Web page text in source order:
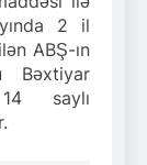
2 il
ABŞ-ın
Bəxtiyar
saylı